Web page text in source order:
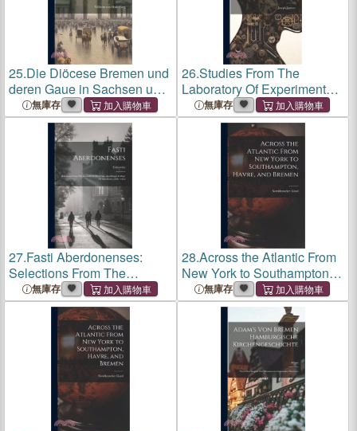
25.Die Diöcese Bremen und
deren Gaue in Sachsen und
Friesland. Dritter Theil.
無庫存
26.Studies From The
Laboratory Of Experimental
Psychology Of The Univ. Of
Wisconsin, 1889-93
無庫存
27.Fasti Aberdonenses:
Selections From The
Records Of The Univ. And
King's College Of Aberdeen:
1494 - 1854
無庫存
28.Across the Atlantic From
New York to Southampton,
Havre, and Bremen
無庫存